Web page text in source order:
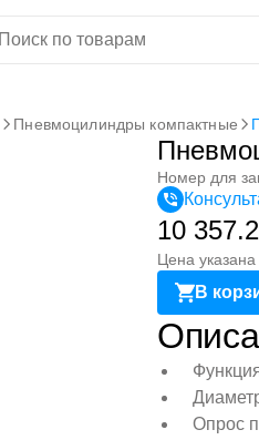
Пневмоцилиндры компактные
Номер для
10
Цена
В
Опрос